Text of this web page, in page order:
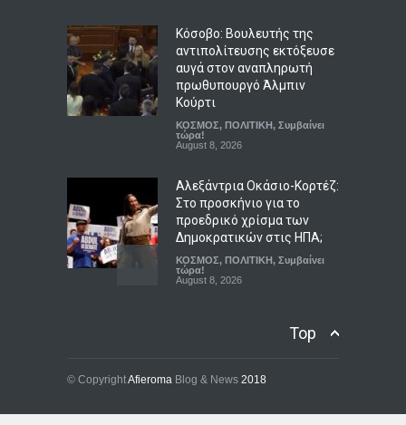
Κόσοβο: Βουλευτής της
αντιπολίτευσης εκτόξευσε
αυγά στον αναπληρωτή
πρωθυπουργό Άλμπιν
Κούρτι
ΚΟΣΜΟΣ, ΠΟΛΙΤΙΚΗ, Συμβαίνει
τώρα!
August 8, 2026
Αλεξάντρια Οκάσιο-Κορτέζ:
Στο προσκήνιο για το
προεδρικό χρίσμα των
Δημοκρατικών στις ΗΠΑ;
ΚΟΣΜΟΣ, ΠΟΛΙΤΙΚΗ, Συμβαίνει
τώρα!
August 8, 2026
λα Εσπριέγια ορκίστηκε
αποχώρησης του Πέτρο
Top
© CopyrightAfieroma Blog & News 2018